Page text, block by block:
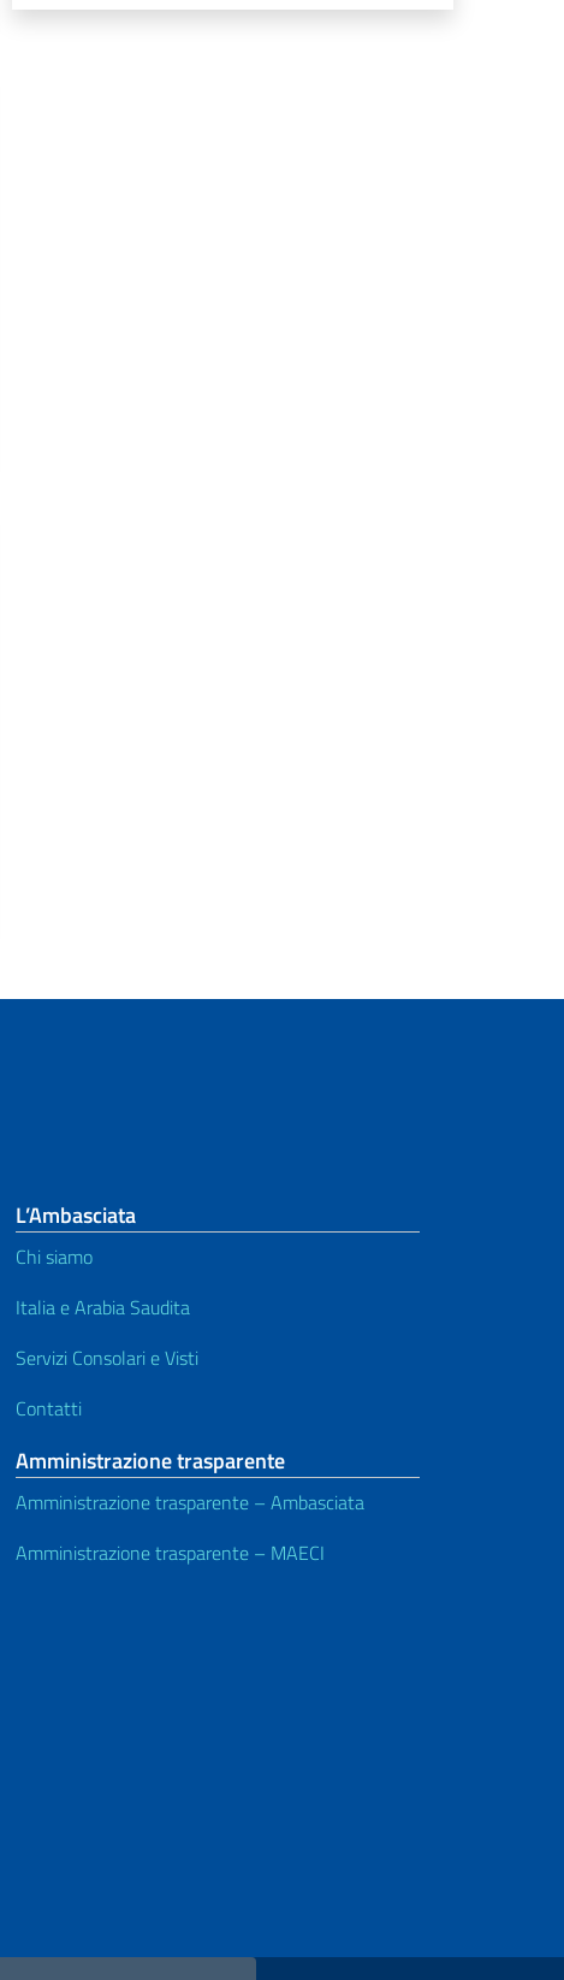
L’Ambasciata
Chi siamo
Italia e Arabia Saudita
Servizi Consolari e Visti
Contatti
Amministrazione trasparente
Amministrazione trasparente – Ambasciata
Amministrazione trasparente – MAECI